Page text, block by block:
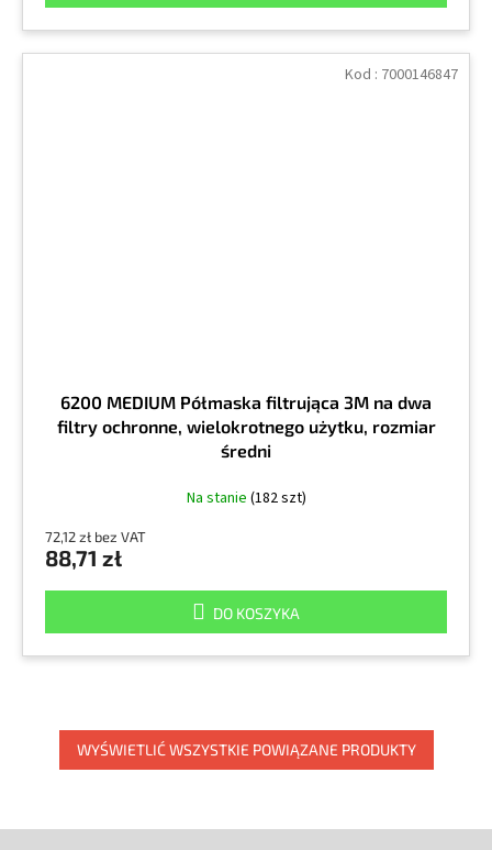
6200 MEDIUM Półmaska filtrująca 3M na dwa
filtry ochronne, wielokrotnego użytku, rozmiar
średni
Na stanie (182 szt)
72,12 zł bez VAT
88,71 zł
DO KOSZYKA
Kod : 7000146847
WYŚWIETLIĆ WSZYSTKIE POWIĄZANE PRODUKTY